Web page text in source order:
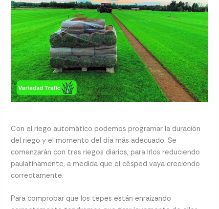
Con el riego automático podemos programar la duración
del riego y el momento del día más adecuado. Se
comenzarán con tres riegos diarios, para irlos reduciendo
paulatinamente, a medida que el césped vaya creciendo
correctamente.
Para comprobar que los tepes están enraizando